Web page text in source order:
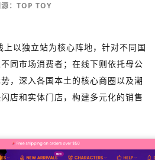
源：TOP TOY
以独立站为核心阵地，针对不同国
同市场消费者；在线下则依托母公
，深入各国本土的核心商圈以及潮
店和实体门店，构建多元化的销售